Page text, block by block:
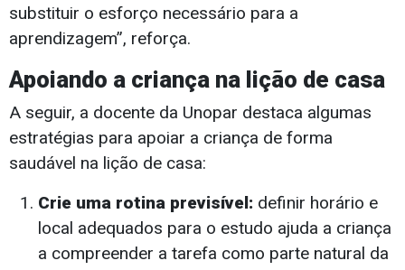
substituir o esforço necessário para a
aprendizagem”, reforça.
Apoiando a criança na lição de casa
A seguir, a docente da Unopar destaca algumas
estratégias para apoiar a criança de forma
saudável na lição de casa:
Crie uma rotina previsível: definir horário e
local adequados para o estudo ajuda a criança
a compreender a tarefa como parte natural da